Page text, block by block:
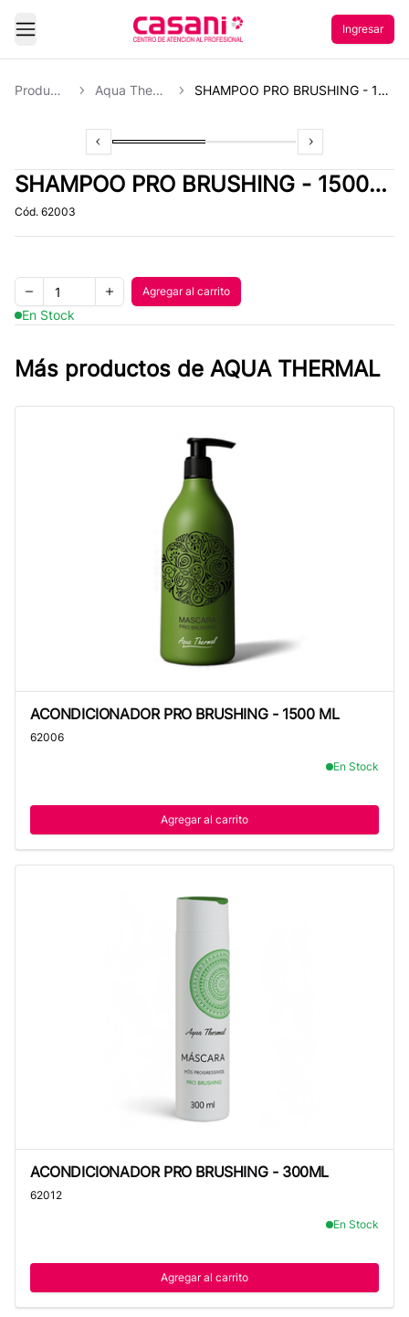
Abrir Menu
Ingresar
Productos Aqua Thermal SHAMPOO PRO BRUSHING - 1500 ML
Previous slide 2Next slide
SHAMPOO PRO BRUSHING - 1500
ML
Cód. 62003
Remove one item
Quantity
Add one item
Agregar al carrito
Agregar al carrito
En Stock
Más productos de AQUA THERMAL
ACONDICIONADOR PRO BRUSHING - 1500 ML
62006
En Stock
Agregar al carrito
ACONDICIONADOR PRO BRUSHING - 300ML
62012
En Stock
Agregar al carrito